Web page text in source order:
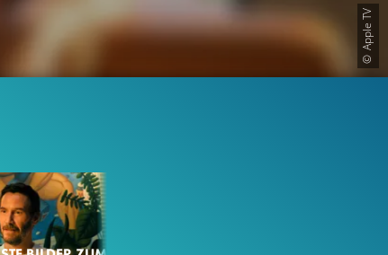
Apple TV